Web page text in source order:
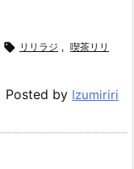
 リリラジ , 喫茶リリ
Posted by Izumiriri